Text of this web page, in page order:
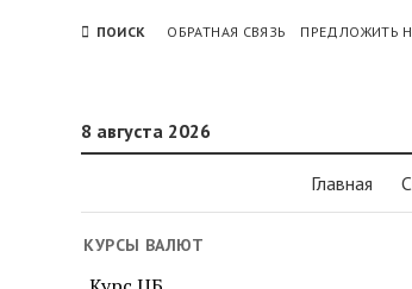
ПОИСК ОБРАТНАЯ СВЯЗЬ ПРЕДЛОЖИТЬ
8 августа 2026
Главная
КУРСЫ ВАЛЮТ